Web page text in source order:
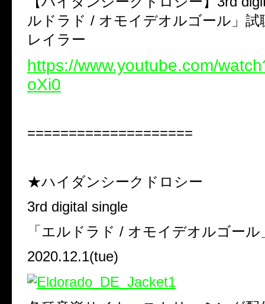
ルドラド / オモイデオルゴール」試
レイラー
https://www.youtube.com/
oXi0
====================
★ハイダンシークドロシー
3rd digital single
「エルドラド / オモイデオルゴール
2020.12.1(tue)